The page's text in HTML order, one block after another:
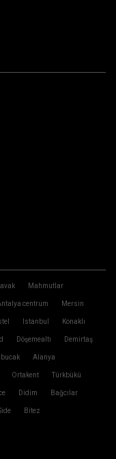
Mahmutlar
centrum Mersin
Istanbul Konaklı
Döşemealtı Demirtaş
Alanya
Ortakent Türkbükü
Didim Bağcılar
Bitez